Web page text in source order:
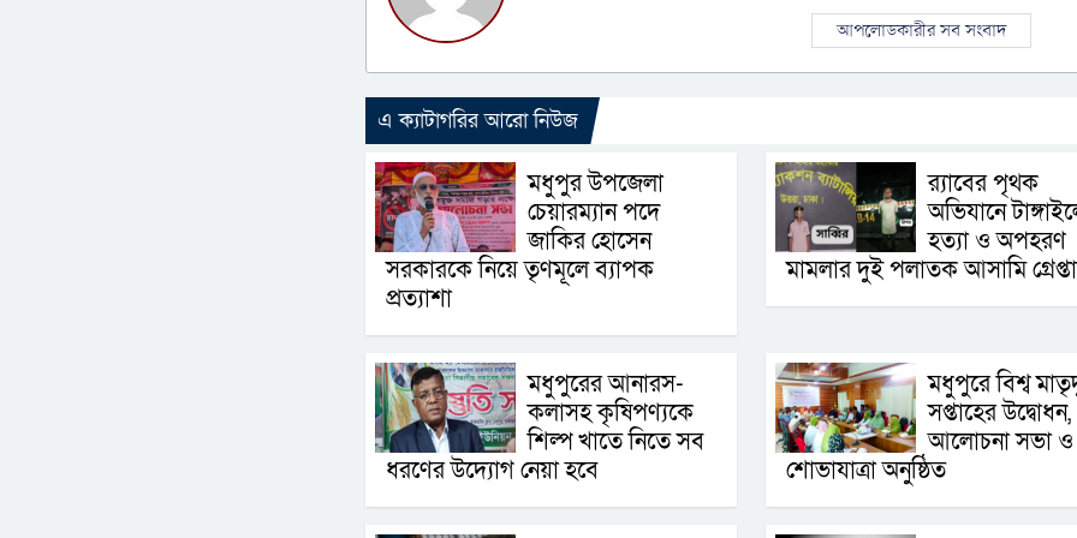
আপলোডকারীর সব সংবাদ
এ ক্যাটাগরির আরো নিউজ
মধুপুর উপজেলা
চেয়ারম্যান পদে
জাকির হোসেন
সরকারকে নিয়ে তৃণমূলে ব্যাপক
প্রত্যাশা
র‌্যাবের পৃথক
অভিযানে
হত্যা ও অপহরণ
মামলার দুই পলাতক আসামি
মধুপুরের আনারস-
কলাসহ কৃষিপণ্যকে
শিল্প খাতে নিতে সব
ধরণের উদ্যোগ নেয়া হবে
মধুপুরে বিশ্ব
সপ্তাহের উদ্বোধন,
আলোচনা সভা ও
শোভাযাত্রা অনুষ্ঠিত